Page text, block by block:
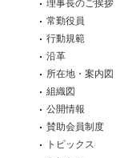
理事長のご挨拶
常勤役員
行動規範
沿革
所在地・案内図
組織図
公開情報
賛助会員制度
トピックス